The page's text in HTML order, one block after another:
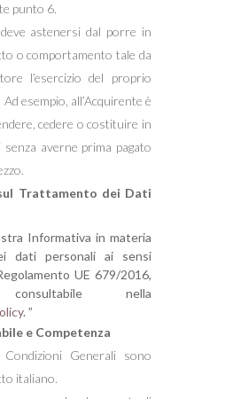
punto 6.
deve astenersi dal porre in
o comportamento tale da
l’esercizio del proprio
esempio, all’Acquirente è
cedere o costituire in
averne prima pagato
Trattamento dei Dati
Informativa in materia
dati personali ai sensi
UE 679/2016,
consultabile nella
. ”
e Competenza
Generali sono
italiano.